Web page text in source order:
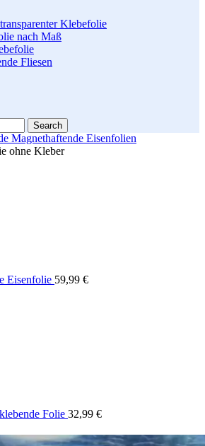
Klebefolie
nach Maß
Fliesen
Search
Magnethaftende Eisenfolien
ohne Kleber
Eisenfolie 59,99 €
Folie 32,99 €